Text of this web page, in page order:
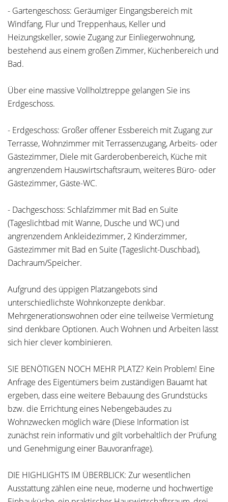
- Gartengeschoss: Geräumiger Eingangsbereich mit
Windfang, Flur und Treppenhaus, Keller und
Heizungskeller, sowie Zugang zur Einliegerwohnung,
bestehend aus einem großen Zimmer, Küchenbereich und
Bad.
Über eine massive Vollholztreppe gelangen Sie ins
Erdgeschoss.
- Erdgeschoss: Großer offener Essbereich mit Zugang zur
Terrasse, Wohnzimmer mit Terrassenzugang, Arbeits- oder
Gästezimmer, Diele mit Garderobenbereich, Küche mit
angrenzendem Hauswirtschaftsraum, weiteres Büro- oder
Gästezimmer, Gäste-WC.
- Dachgeschoss: Schlafzimmer mit Bad en Suite
(Tageslichtbad mit Wanne, Dusche und WC) und
angrenzendem Ankleidezimmer, 2 Kinderzimmer,
Gästezimmer mit Bad en Suite (Tageslicht-Duschbad),
Dachraum/Speicher.
Aufgrund des üppigen Platzangebots sind
unterschiedlichste Wohnkonzepte denkbar.
Mehrgenerationswohnen oder eine teilweise Vermietung
sind denkbare Optionen. Auch Wohnen und Arbeiten lässt
sich hier clever kombinieren.
SIE BENÖTIGEN NOCH MEHR PLATZ? Kein Problem! Eine
Anfrage des Eigentümers beim zuständigen Bauamt hat
ergeben, dass eine weitere Bebauung des Grundstücks
bzw. die Errichtung eines Nebengebäudes zu
Wohnzwecken möglich wäre (Diese Information ist
zunächst rein informativ und gilt vorbehaltlich der Prüfung
und Genehmigung einer Bauvoranfrage).
DIE HIGHLIGHTS IM ÜBERBLICK: Zur wesentlichen
Ausstattung zählen eine neue, moderne und hochwertige